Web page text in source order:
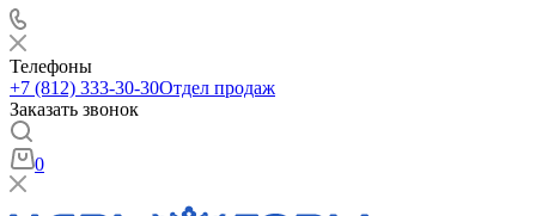
Телефоны
+7 (812) 333-30-30Отдел продаж
Заказать звонок
0